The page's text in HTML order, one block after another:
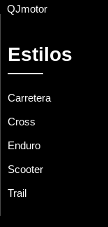
QJmotor
Estilos
Carretera
Cross
Enduro
Scooter
Trail